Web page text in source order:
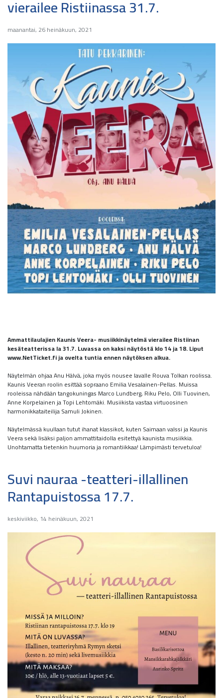
vierailee Ristiinassa 31.7.
maanantai, 26 heinäkuun, 2021
Ammattilaulajien Kaunis Veera- musiikkinäytelmä vierailee Ristiinan
kesäteatterissa la 31.7. Luvassa on kaksi näytöstä klo 14 ja 18. Liput
www.NetTicket.fi ja ovelta tuntia ennen näytöksen alkua.
Näytelmän ohjaa Anu Hälvä, joka myös nousee lavalle Rouva Tolkan roolissa.
Kaunis Veeran roolin esittää sopraano Emilia Vesalainen-Pellas. Muissa
rooleissa nähdään tangokuningas Marco Lundberg, Riku Pelo, Olli Tuovinen,
Anne Korpelainen ja Topi Lehtomäki. Musiikista vastaa virtuoosinen
harmonikkataiteilija Samuli Jokinen.
Näytelmässä kuullaan tutut ihanat klassikot, kuten Saimaan valssi ja Kaunis
Veera sekä lisäksi paljon ammattitaidolla esitettyä kaunista musiikkia.
Unohtamatta tietenkin huumoria ja romantiikkaa! Lämpimästi tervetuloa!
Suvi nauraa -teatteri-illallinen
Rantapuistossa 17.7.
keskiviikko, 14 heinäkuun, 2021